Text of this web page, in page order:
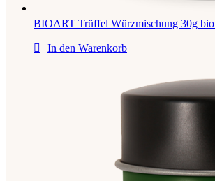
BIOART Trüffel Würzmischung 30g bio
In den Warenkorb